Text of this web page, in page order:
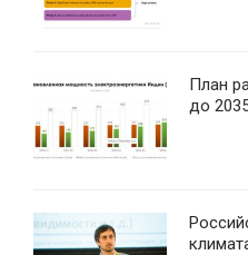
План
до